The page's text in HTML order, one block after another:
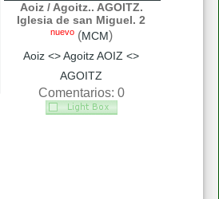
Aoiz / Agoitz.. AGOITZ.
Iglesia de san Miguel. 2
nuevo(MCM)
Aoiz <> Agoitz AOIZ <>
AGOITZ
Comentarios: 0